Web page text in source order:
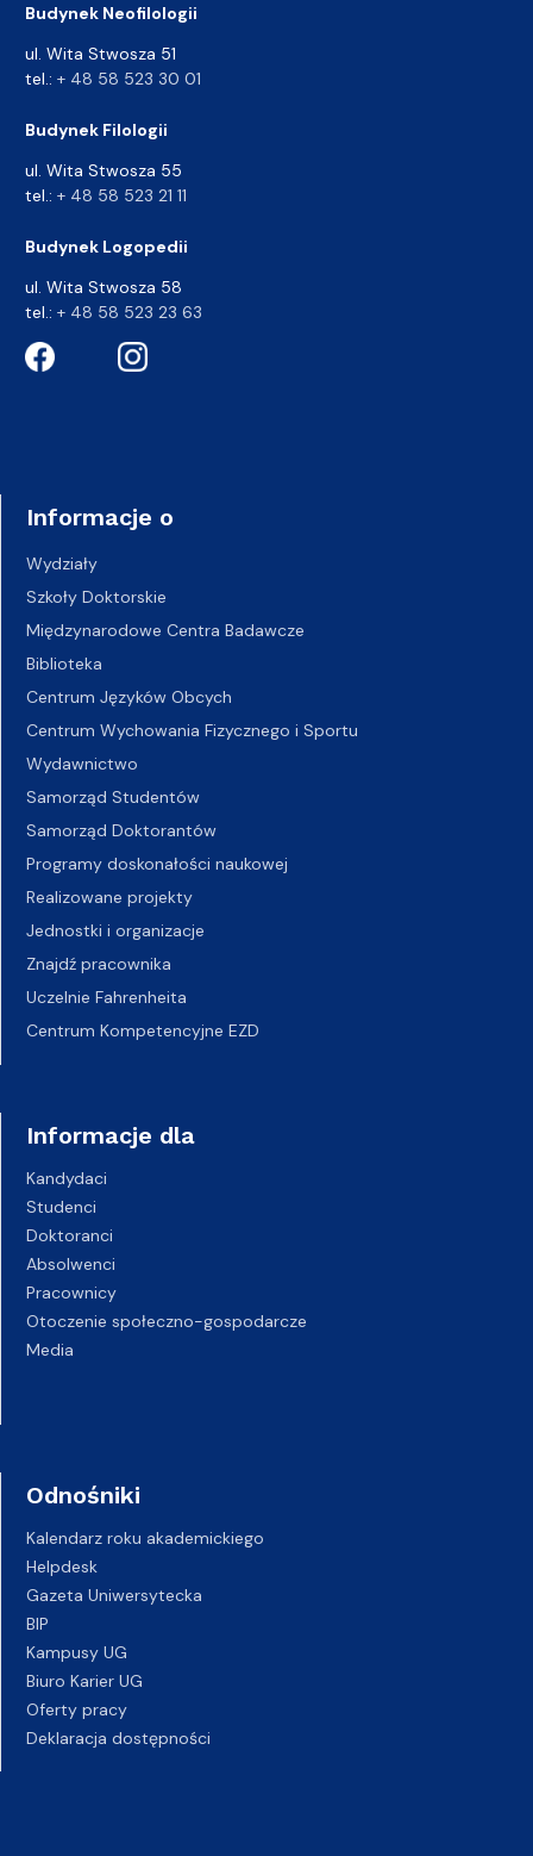
Budynek Neofilologii
ul. Wita Stwosza 51
tel.: + 48 58 523 30 01
Budynek Filologii
ul. Wita Stwosza 55
tel.: + 48 58 523 21 11
Budynek Logopedii
ul. Wita Stwosza 58
tel.: + 48 58 523 23 63
Informacje o
Wydziały
Szkoły Doktorskie
Międzynarodowe Centra Badawcze
Biblioteka
Centrum Języków Obcych
Centrum Wychowania Fizycznego i Sportu
Wydawnictwo
Samorząd Studentów
Samorząd Doktorantów
Programy doskonałości naukowej
Realizowane projekty
Jednostki i organizacje
Znajdź pracownika
Uczelnie Fahrenheita
Centrum Kompetencyjne EZD
Informacje dla
Kandydaci
Studenci
Doktoranci
Absolwenci
Pracownicy
Otoczenie społeczno-gospodarcze
Media
Odnośniki
Kalendarz roku akademickiego
Helpdesk
Gazeta Uniwersytecka
BIP
Kampusy UG
Biuro Karier UG
Oferty pracy
Deklaracja dostępności